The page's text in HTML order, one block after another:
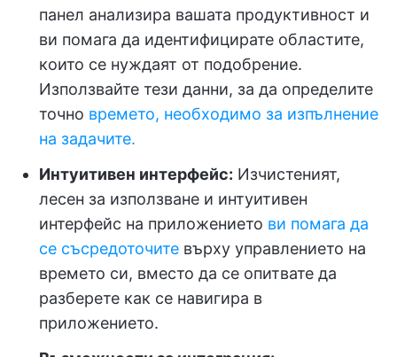
панел анализира вашата продуктивност и
ви помага да идентифицирате областите,
които се нуждаят от подобрение.
Използвайте тези данни, за да определите
точно времето, необходимо за изпълнение
на задачите.
Интуитивен интерфейс: Изчистеният,
лесен за използване и интуитивен
интерфейс на приложението ви помага да
се съсредоточите върху управлението на
времето си, вместо да се опитвате да
разберете как се навигира в
приложението.